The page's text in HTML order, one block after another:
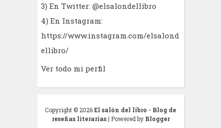
3) En Twitter: @elsalondellibro
4) En Instagram:
https://www.instagram.com/elsalond
ellibro/
Ver todo mi perfil
Copyright ©2026El salón del libro - Blog de
reseñas literarias| Powered by Blogger